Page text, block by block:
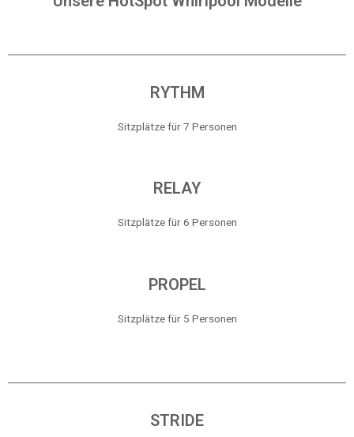
RYTHM
Sitzplätze für 7 Personen
RELAY
Sitzplätze für 6 Personen
PROPEL
Sitzplätze für 5 Personen
STRIDE